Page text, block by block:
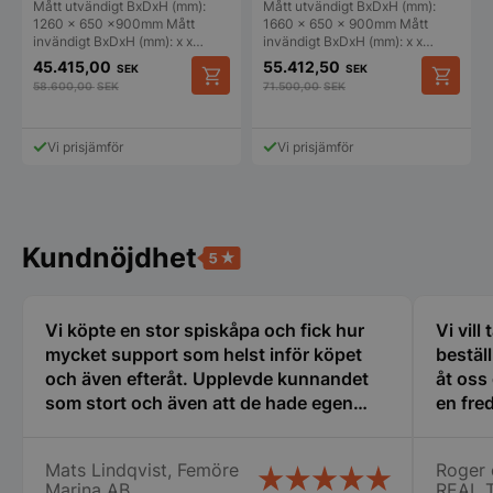
Mått utvändigt BxDxH (mm):
1260 x 650 x900mm Mått
invändigt BxDxH (mm): x x…
45.415,00 SEK
58.600,00SEK
Vi prisjämför
1660×650
Mått utvändigt BxDxH (mm):
1660 x 650 x 900mm Mått
invändigt BxDxH (mm): x x…
55.412,50 SEK
71.500,00SEK
Vi prisjämför
Kundnöjdhet
Vi köpte en stor spiskåpa och fick hur
mycket support som helst inför köpet
och även efteråt. Upplevde kunnandet
som stort och även att de hade egen
ny i detta. Tänker att detta företag får bli
Mats Lindqvist, Femöre
Vi vill
åt oss
en
vi fick
Roger
Funktioner
Oklassificerade
Strikt nödvändiga kakor tillåter
kärnwebbplatsfunktioner som användarinloggning
Namn
pys_session_limit
Google